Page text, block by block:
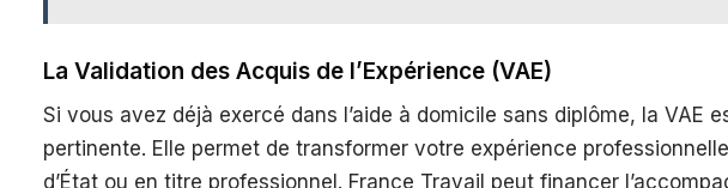
La Validation des Acquis de l’Expérience (VAE)
Si vous avez déjà exercé dans l’aide à domicile sans diplôme, la VAE
pertinente. Elle permet de transformer votre expérience
d’État ou en titre professionnel. France Travail peut financer